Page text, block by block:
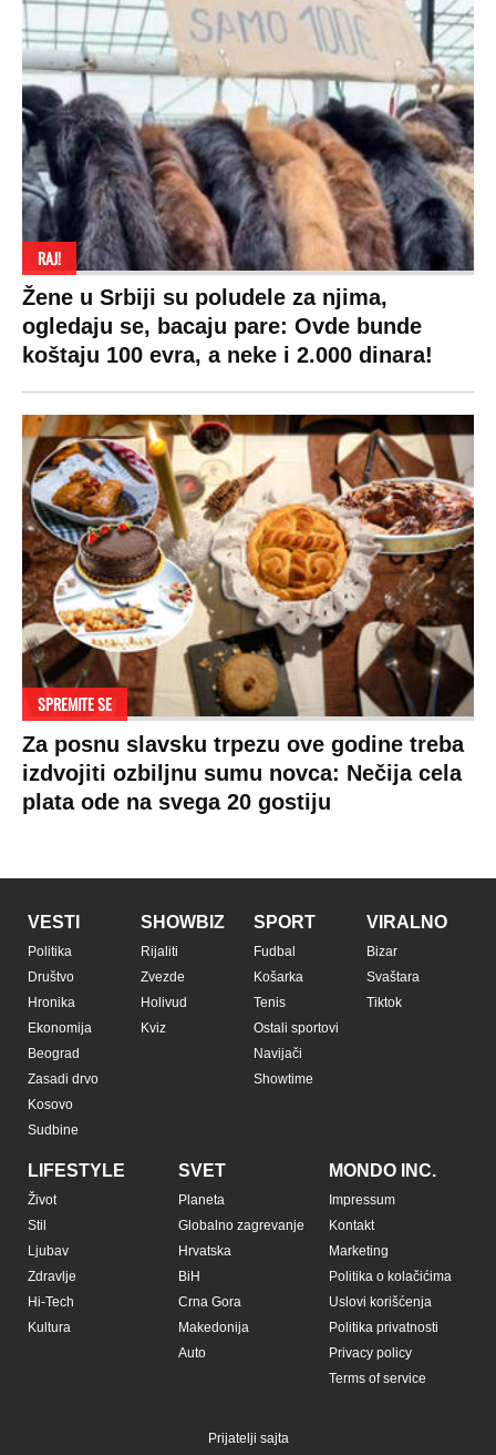
VESTI
Politika
Društvo
Hronika
Ekonomija
Beograd
Zasadi drvo
Kosovo
Sudbine
SHOWBIZ
Rijaliti
Zvezde
Holivud
Kviz
SPORT
Fudbal
Košarka
Tenis
Ostali sportovi
Navijači
Showtime
VIRALNO
Bizar
Svaštara
Tiktok
LIFESTYLE
Život
Zdravlje
Hi-Tech
Kultura
SVET
Planeta
Globalno zagrevanje
Hrvatska
BiH
Crna Gora
Makedonija
Auto
MONDO INC.
Impressum
Kontakt
Politika o kolačićima
Uslovi korišćenja
Politika privatnosti
Privacy policy
Terms of service
Prijatelji sajta
Pratite nas na: